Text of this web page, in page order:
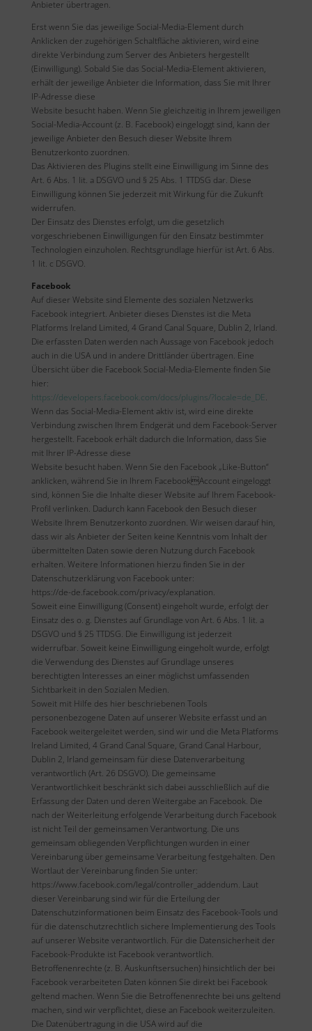
Anbieter übertragen.
Erst wenn Sie das jeweilige Social-Media-Element durch
Anklicken der zugehörigen Schaltfläche aktivieren, wird eine
direkte Verbindung zum Server des Anbieters hergestellt
(Einwilligung). Sobald Sie das Social-Media-Element aktivieren,
erhält der jeweilige Anbieter die Information, dass Sie mit Ihrer
IP-Adresse diese
Website besucht haben. Wenn Sie gleichzeitig in Ihrem jeweiligen
Social-Media-Account (z. B. Facebook) eingeloggt sind, kann der
jeweilige Anbieter den Besuch dieser Website Ihrem
Benutzerkonto zuordnen.
Das Aktivieren des Plugins stellt eine Einwilligung im Sinne des
Art. 6 Abs. 1 lit. a DSGVO und § 25 Abs. 1 TTDSG dar. Diese
Einwilligung können Sie jederzeit mit Wirkung für die Zukunft
widerrufen.
Der Einsatz des Dienstes erfolgt, um die gesetzlich
vorgeschriebenen Einwilligungen für den Einsatz bestimmter
Technologien einzuholen. Rechtsgrundlage hierfür ist Art. 6 Abs.
1 lit. c DSGVO.
Facebook
Auf dieser Website sind Elemente des sozialen Netzwerks
Facebook integriert. Anbieter dieses Dienstes ist die Meta
Platforms Ireland Limited, 4 Grand Canal Square, Dublin 2, Irland.
Die erfassten Daten werden nach Aussage von Facebook jedoch
auch in die USA und in andere Drittländer übertragen. Eine
Übersicht über die Facebook Social-Media-Elemente finden Sie
hier:
https://developers.facebook.com/docs/plugins/?locale=de_DE.
Wenn das Social-Media-Element aktiv ist, wird eine direkte
Verbindung zwischen Ihrem Endgerät und dem Facebook-Server
hergestellt. Facebook erhält dadurch die Information, dass Sie
mit Ihrer IP-Adresse diese
Website besucht haben. Wenn Sie den Facebook „Like-Button“
anklicken, während Sie in Ihrem FacebookAccount eingeloggt
sind, können Sie die Inhalte dieser Website auf Ihrem Facebook-
Profil verlinken. Dadurch kann Facebook den Besuch dieser
Website Ihrem Benutzerkonto zuordnen. Wir weisen darauf hin,
dass wir als Anbieter der Seiten keine Kenntnis vom Inhalt der
übermittelten Daten sowie deren Nutzung durch Facebook
erhalten. Weitere Informationen hierzu finden Sie in der
Datenschutzerklärung von Facebook unter:
https://de-de.facebook.com/privacy/explanation.
Soweit eine Einwilligung (Consent) eingeholt wurde, erfolgt der
Einsatz des o. g. Dienstes auf Grundlage von Art. 6 Abs. 1 lit. a
DSGVO und § 25 TTDSG. Die Einwilligung ist jederzeit
widerrufbar. Soweit keine Einwilligung eingeholt wurde, erfolgt
die Verwendung des Dienstes auf Grundlage unseres
berechtigten Interesses an einer möglichst umfassenden
Sichtbarkeit in den Sozialen Medien.
Soweit mit Hilfe des hier beschriebenen Tools
personenbezogene Daten auf unserer Website erfasst und an
Facebook weitergeleitet werden, sind wir und die Meta Platforms
Ireland Limited, 4 Grand Canal Square, Grand Canal Harbour,
Dublin 2, Irland gemeinsam für diese Datenverarbeitung
verantwortlich (Art. 26 DSGVO). Die gemeinsame
Verantwortlichkeit beschränkt sich dabei ausschließlich auf die
Erfassung der Daten und deren Weitergabe an Facebook. Die
nach der Weiterleitung erfolgende Verarbeitung durch Facebook
ist nicht Teil der gemeinsamen Verantwortung. Die uns
gemeinsam obliegenden Verpflichtungen wurden in einer
Vereinbarung über gemeinsame Verarbeitung festgehalten. Den
Wortlaut der Vereinbarung finden Sie unter:
https://www.facebook.com/legal/controller_addendum. Laut
dieser Vereinbarung sind wir für die Erteilung der
Datenschutzinformationen beim Einsatz des Facebook-Tools und
für die datenschutzrechtlich sichere Implementierung des Tools
auf unserer Website verantwortlich. Für die Datensicherheit der
Facebook-Produkte ist Facebook verantwortlich.
Betroffenenrechte (z. B. Auskunftsersuchen) hinsichtlich der bei
Facebook verarbeiteten Daten können Sie direkt bei Facebook
geltend machen. Wenn Sie die Betroffenenrechte bei uns geltend
machen, sind wir verpflichtet, diese an Facebook weiterzuleiten.
Die Datenübertragung in die USA wird auf die